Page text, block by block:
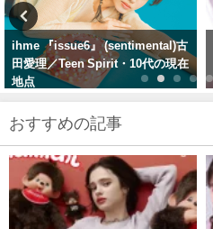
ihme 『issue5』 (secret)インタ
ビュー モデル・女優：滝澤エリカ
おすすめの記事